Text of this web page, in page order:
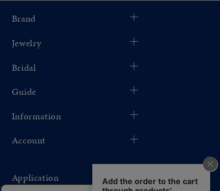
Brand
Jewelry
Bridal
Guide
Information
Account
Application